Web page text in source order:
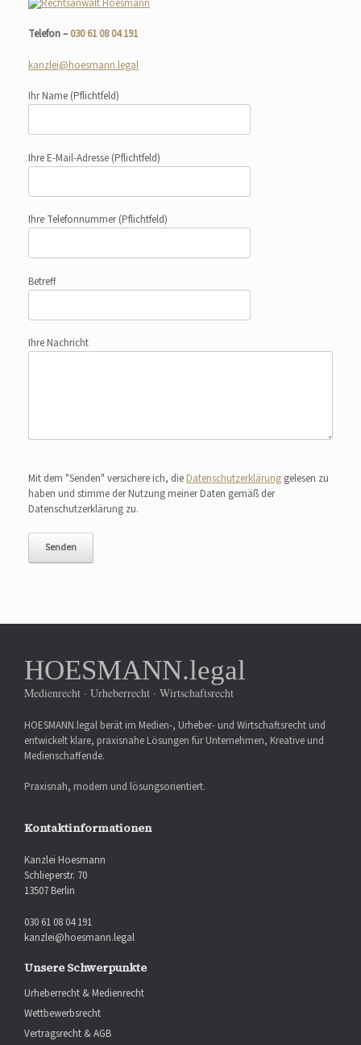
Telefon –030 61 08 04 191
kanzlei@hoesmann.legal
Ihr Name (Pflichtfeld)
Ihre E-Mail-Adresse (Pflichtfeld)
Ihre Telefonnummer(Pflichtfeld)
Betreff
Ihre Nachricht
Bitte lasse dieses Feld leer.
Mit dem "Senden" versichere ich, die Datenschutzerklärung gelesen zu
haben und stimme der Nutzung meiner Daten gemäß der
Datenschutzerklärung zu.
HOESMANN.legal
Medienrecht · Urheberrecht · Wirtschaftsrecht
HOESMANN.legal berät im Medien-, Urheber- und Wirtschaftsrecht und
entwickelt klare, praxisnahe Lösungen für Unternehmen, Kreative und
Medienschaffende.
Praxisnah, modern und lösungsorientiert.
Kontaktinformationen
Kanzlei Hoesmann
Schlieperstr. 70
13507 Berlin
030 61 08 04 191
kanzlei@hoesmann.legal
Unsere Schwerpunkte
Urheberrecht & Medienrecht
Wettbewerbsrecht
Vertragsrecht & AGB